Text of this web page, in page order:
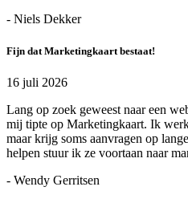
- Niels Dekker
Fijn dat Marketingkaart bestaat!
16 juli 2026
Lang op zoek geweest naar een
mij tipte op Marketingkaart. Ik
maar krijg soms aanvragen op
helpen stuur ik ze voortaan naar
- Wendy Gerritsen